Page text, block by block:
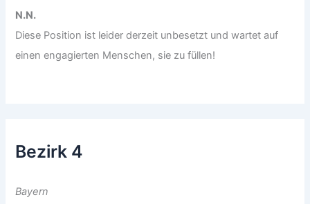
N.N.
Diese Position ist leider derzeit unbesetzt und wartet auf
einen engagierten Menschen, sie zu füllen!
Bezirk 4
Bayern